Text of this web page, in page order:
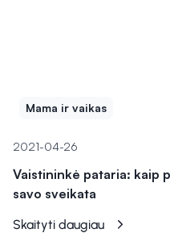
Mama ir vaikas
2021-04-26
Vaistininkė pataria: kaip
savo sveikata
Skaityti daugiau